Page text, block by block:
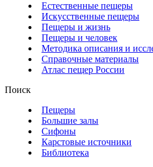
Естественные пещеры
Искусственные пещеры
Пещеры и жизнь
Пещеры и человек
Методика описания и
Справочные материалы
Атлас пещер России
Поиск
Пещеры
Большие залы
Сифоны
Карстовые источники
Библиотека